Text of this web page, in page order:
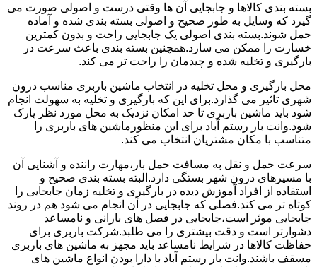
بسته بندی کالاها و جابجایی آن ها وقتی درست و اصولی صورت می
گیرد که وسایل به طور صحیح و اصولی بسته بندی شده و آماده
حمل شوند.بسته بندی اصولی یک جابجایی راحت و بدون کمترین
خسارت را ممکن می سازد.همچنین بسته بندی باعث سرعت در
بارگیری و تخلیه شده و چیدمان را راحت تر می کند.
محل بارگیری و محل تخلیه در انتخاب ماشین باربری مناسب درون
شهری تاثیر می گذارد.برای این که بارگیری و تخلیه به سهولت انجام
شود باید ماشین باربری تا حد امکان نزدیک به محل مورد نظر پارک
شود.وانت بار رستم آباد برای این منظورماشین های باربری را
متناسب با مکان مشتریان انتخاب می کند.
سرعت حمل و نقل به مسافت حمل بار،مهارت راننده و آشنایی آن
با مسیرهای درون شهر بستگی دارد.البته بسته بندی صحیح و
استفاده از افراد آموزش دیده در بارگیری و تخلیه زمان جابجایی را
کوتاه تر می کند.فصلی که جابجایی در آن انجام می شود هم در روند
جابجایی موثر است،جابجایی در فصل های بارانی و نامساعد
دشوارتر است و دقت بیشتری را می طلبد.شرکت باربری برای
حفاظت کالاها در شرایط نامساعد باید مجهز به ماشین های باربری
مسقف باشند.وانت بار رستم آباد با دارا بودن انواع ماشین های